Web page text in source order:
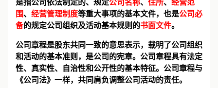
是指公司依法制定的、规定公司名称、 住所、 经营范
围、 经营管理制度等重大事项的基本文件，也是公司必
备的规定公司组织及活动基本规则的书面文件。
公司章程是股东共同一致的意思表示，载明了公司组织
和活动的基本准则，是公司的宪章。公司章程具有法定
性、真实性、自治性和公开性的基本特征。公司章程与
《公司法》一样，共同肩负调整公司活动的责任。